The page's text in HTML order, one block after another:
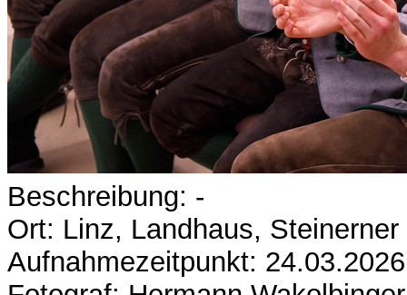
Beschreibung: -
Ort: Linz, Landhaus, Steinerner
Aufnahmezeitpunkt: 24.03.2026